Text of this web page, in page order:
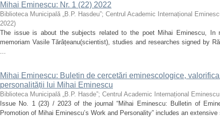
Mihai Eminescu: Nr. 1 (22) 2022
Biblioteca Municipală „B.P. Hasdeu”; Centrul Academic Internațional
2022)
The issue is about the subjects related to the poet Mihai Eminescu, In
memoriam Vasile Tărâțeanu(scientist), studies and researches signed by
...
Mihai Eminescu: Buletin de cercetări eminescologice,
personalității lui Mihai Eminescu
Biblioteca Municipală „B.P. Hasde”; Centrul Academic Internațional Eminescu
Issue No. 1 (23) / 2023 of the journal “Mihai Eminescu: Bulletin of
Promotion of Mihai Eminescu’s Work and Personality” includes an